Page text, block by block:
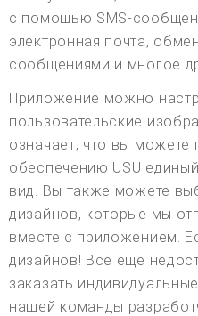
с помощью SMS-
электронная почта,
сообщениями и многое
Приложение можно
пользовательские
означает, что вы
обеспечению USU
вид. Вы также можете
дизайнов, которые мы
вместе с приложением.
дизайнов! Все еще
заказать
нашей команды